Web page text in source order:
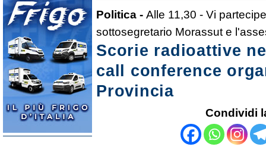
Politica - Alle 11,30 - Vi
sottosegretario Morassut e
Scorie radioattive
call conference
Provincia
Condividi